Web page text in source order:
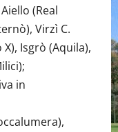
(Real
Virzì C.
X), Isgrò (Aquila),
in